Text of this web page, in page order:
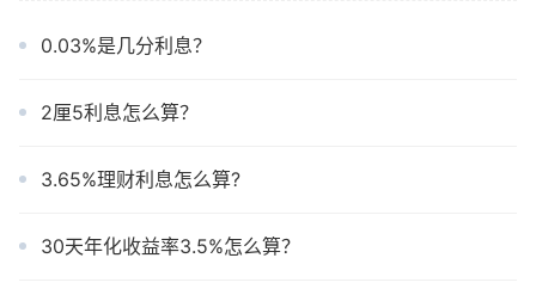
0.03%是几分利息？
2厘5利息怎么算？
3.65%理财利息怎么算?
30天年化收益率3.5%怎么算？